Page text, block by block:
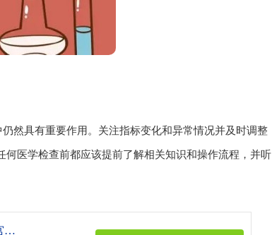
然具有重要作用。关注指标变化和异常情况并及时调整
医学检查前都应该提前了解相关知识和操作流程，并听
《深圳试管婴儿价格：B超可以看到胎儿的子宫吗？孕期的注意事项要了解清楚》